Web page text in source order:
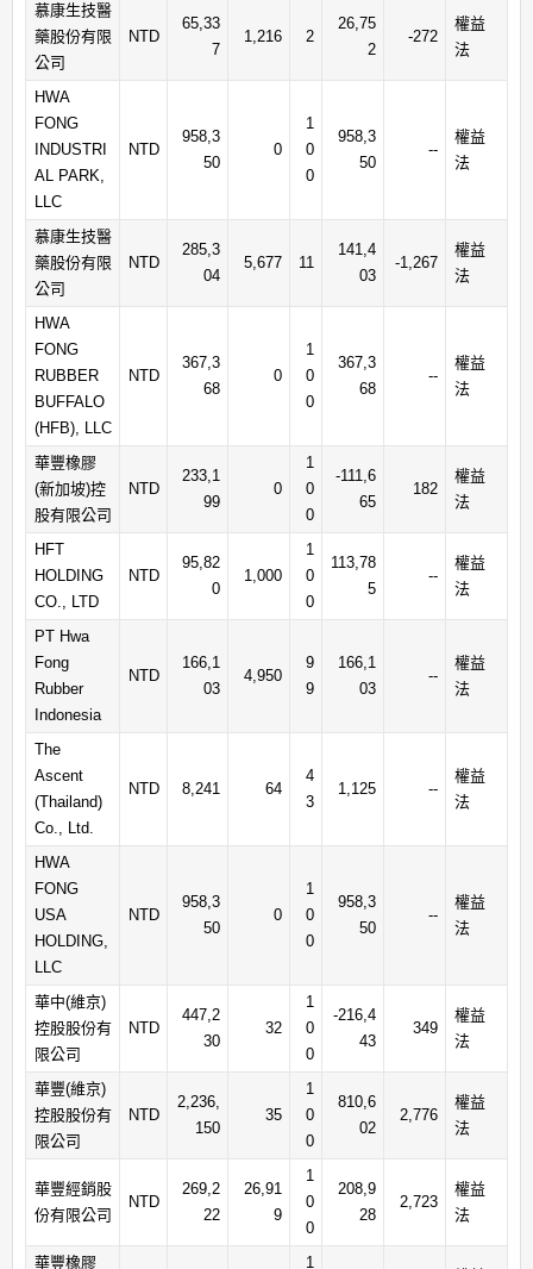
慕康生技醫
藥股份有限
公司
NTD
65,33
7
1,216 2
26,75
2
-272
權益
法
HWA
FONG
INDUSTRI
AL PARK,
LLC
NTD
958,3
50
0
1
0
0
958,3
50
--
權益
法
慕康生技醫
藥股份有限
公司
NTD
285,3
04
5,677 11
141,4
03
-1,267
權益
法
HWA
FONG
RUBBER
BUFFALO
(HFB), LLC
NTD
367,3
68
0
1
0
0
367,3
68
--
權益
法
華豐橡膠
(新加坡)控
股有限公司
NTD
233,1
99
0
1
0
0
-111,6
65
182
權益
法
HFT
HOLDING
CO., LTD
NTD
95,82
0
1,000
1
0
0
113,78
5
--
權益
法
PT Hwa
Fong
Rubber
Indonesia
NTD
166,1
03
4,950
9
9
166,1
03
--
權益
法
The
Ascent
(Thailand)
Co., Ltd.
NTD 8,241 64
4
3
1,125 --
權益
法
HWA
FONG
USA
HOLDING,
LLC
NTD
958,3
50
0
1
0
0
958,3
50
--
權益
法
華中(維京)
控股股份有
限公司
NTD
447,2
30
32
1
0
0
-216,4
43
349
權益
法
華豐(維京)
控股股份有
限公司
NTD
2,236,
150
35
1
0
0
810,6
02
2,776
權益
法
華豐經銷股
份有限公司
NTD
269,2
22
26,91
9
1
0
0
208,9
28
2,723
權益
法
華豐橡膠 1